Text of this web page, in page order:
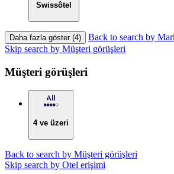
Swissôtel
Daha fazla göster (4)
Back to search by
Skip search by Müşteri görüşleri
Müşteri görüşleri
4 ve üzeri
Back to search by Müşteri görüşleri
Skip search by Otel erişimi